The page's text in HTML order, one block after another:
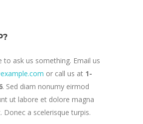
to ask us something. Email us
or call us at 1-
. Sed diam nonumy eirmod
ut labore et dolore magna
Donec a scelerisque turpis.